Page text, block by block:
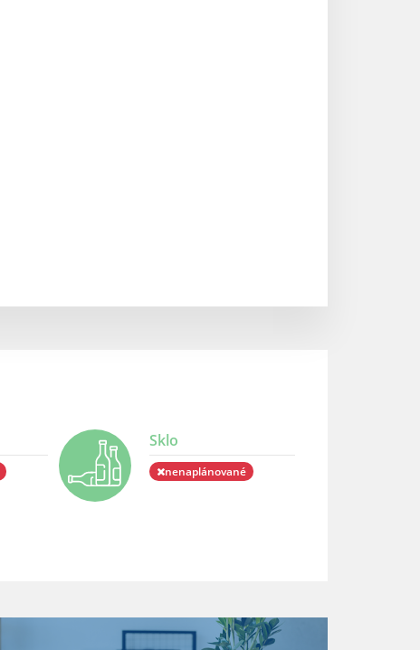
Sklo
nenaplánované